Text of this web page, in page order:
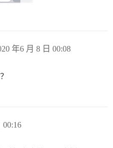
年6 月 8 日 00:08
00:16